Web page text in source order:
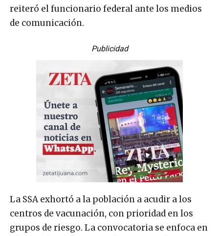
reiteró el funcionario federal ante los medios
de comunicación.
Publicidad
La SSA exhortó a la población a acudir a los
centros de vacunación, con prioridad en los
grupos de riesgo. La convocatoria se enfoca en